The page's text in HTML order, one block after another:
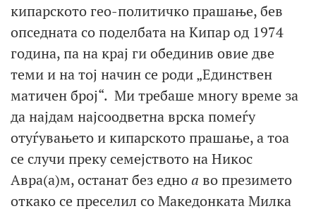
кипарското гео-политичко прашање, бев
опседната со поделбата на Кипар од 1974
година, па на крај ги обединив овие две
теми и на тој начин се роди „Единствен
матичен број“. Ми требаше многу време за
да најдам најсоодветна врска помеѓу
отуѓувањето и кипарското прашање, а тоа
се случи преку семејството на Никос
Авра(а)м, останат без едно а во презимето
откако се преселил со Македонката Милка